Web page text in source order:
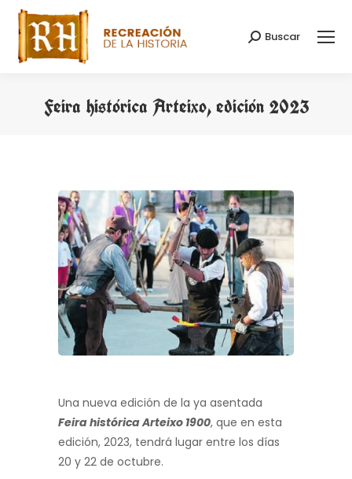
Buscar:
Buscar
Feira histórica Arteixo, edición 2023
Una nueva edición de la ya asentada
Feira histórica Arteixo 1900, que en esta
edición, 2023, tendrá lugar entre los días
20 y 22 de octubre.